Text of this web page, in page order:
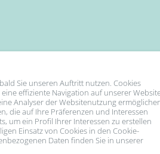
We Accept
Sie unseren Auftritt nutzen. Cookies
effiziente Navigation auf unserer
Analyser der Websitenutzung
die auf Ihre Präferenzen und Interessen
um ein Profil Ihrer Interessen zu erstellen
Einsatz von Cookies in den Cookie-
Daten finden Sie in unserer